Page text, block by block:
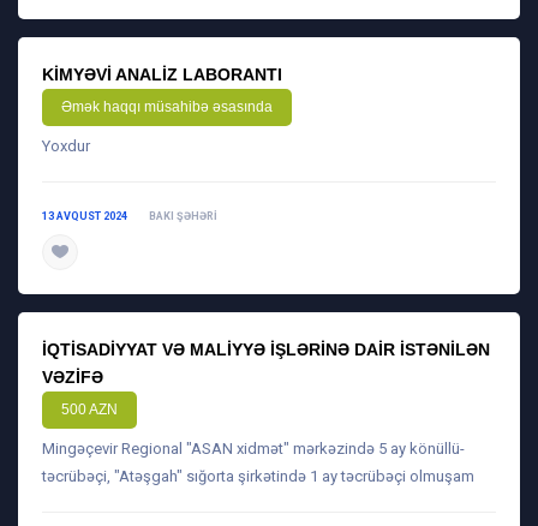
KIMYƏVI ANALIZ LABORANTI
Əmək haqqı müsahibə əsasında
Yoxdur
13 AVQUST 2024 BAKI ŞƏHƏRI
İQTISADIYYAT VƏ MALIYYƏ IŞLƏRINƏ DAIR ISTƏNILƏN
VƏZIFƏ
500 AZN
Mingəçevir Regional "ASAN xidmət" mərkəzində 5 ay könüllü-
təcrübəçi, "Atəşgah" sığorta şirkətində 1 ay təcrübəçi olmuşam